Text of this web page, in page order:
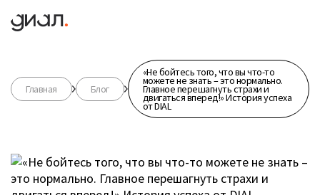
Главная Блог
«Не бойтесь того, что вы что-то
можете не знать – это нормально.
Главное перешагнуть страхи и
двигаться вперед!» История успеха
от DIAL